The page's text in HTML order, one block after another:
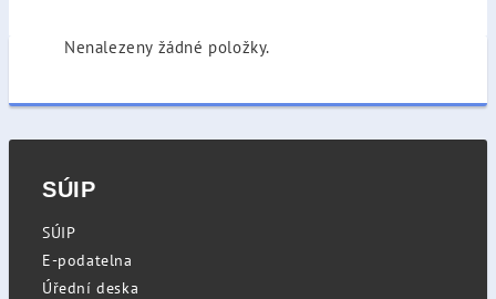
Nenalezeny žádné položky.
SÚIP
SÚIP
E-podatelna
Úřední deska